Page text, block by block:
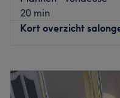
20 min
Kort overzicht
Dinsdag
Woensdag